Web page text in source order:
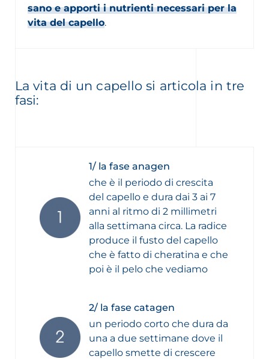
sano e apporti i nutrienti necessari per la
vita del capello.
La vita di un capello si articola in tre
fasi:
1/ la fase anagen
che è il periodo di crescita
del capello e dura dai 3 ai 7
anni al ritmo di 2 millimetri
alla settimana circa. La radice
produce il fusto del capello
che è fatto di cheratina e che
poi è il pelo che vediamo
2/ la fase catagen
un periodo corto che dura da
una a due settimane dove il
capello smette di crescere